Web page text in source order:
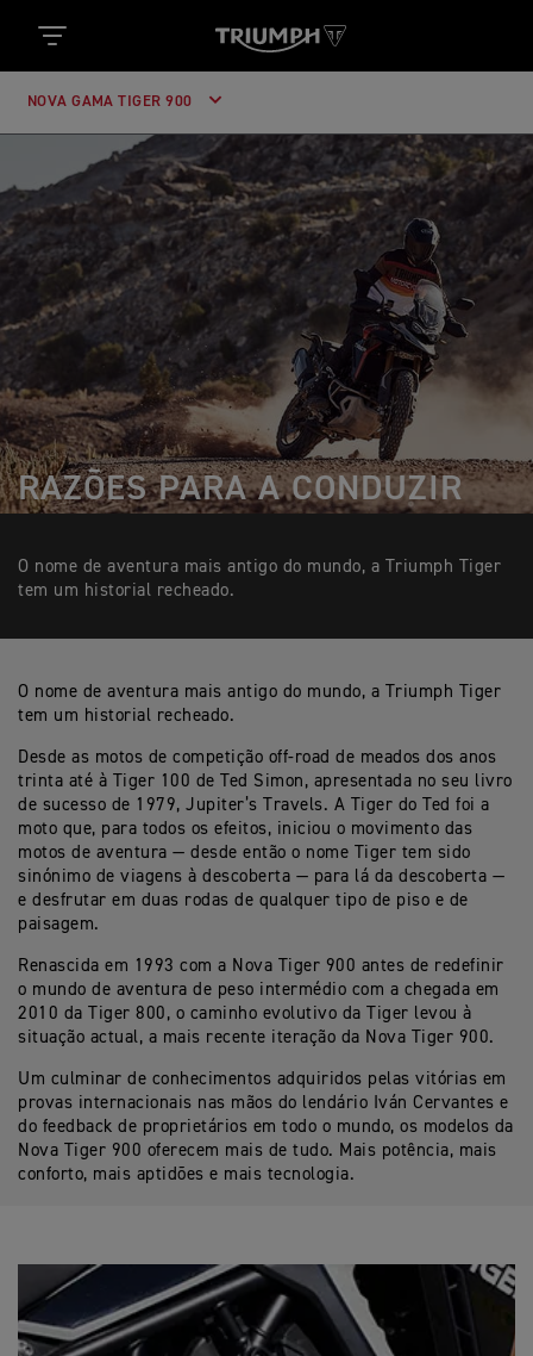
NOVA GAMA TIGER 900
RAZÕES PARA A CONDUZIR
O nome de aventura mais antigo do mundo, a Triumph Tiger
tem um historial recheado.
O nome de aventura mais antigo do mundo, a Triumph Tiger
tem um historial recheado.
Desde as motos de competição off-road de meados dos anos
trinta até à Tiger 100 de Ted Simon, apresentada no seu livro
de sucesso de 1979, Jupiter’s Travels. A Tiger do Ted foi a
moto que, para todos os efeitos, iniciou o movimento das
motos de aventura — desde então o nome Tiger tem sido
sinónimo de viagens à descoberta — para lá da descoberta —
e desfrutar em duas rodas de qualquer tipo de piso e de
paisagem.
Renascida em 1993 com a Nova Tiger 900 antes de redefinir
o mundo de aventura de peso intermédio com a chegada em
2010 da Tiger 800, o caminho evolutivo da Tiger levou à
situação actual, a mais recente iteração da Nova Tiger 900.
Um culminar de conhecimentos adquiridos pelas vitórias em
provas internacionais nas mãos do lendário Iván Cervantes e
do feedback de proprietários em todo o mundo, os modelos da
Nova Tiger 900 oferecem mais de tudo. Mais potência, mais
conforto, mais aptidões e mais tecnologia.